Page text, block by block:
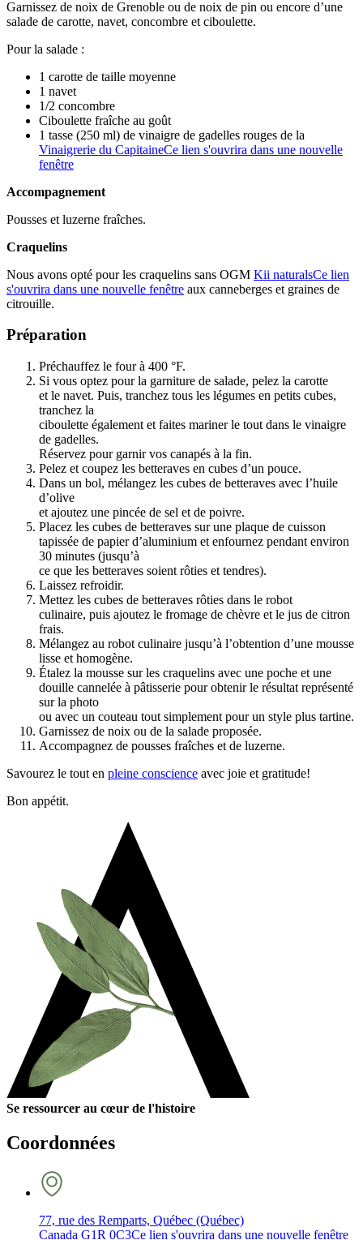
Garnissez de noix de Grenoble ou de noix de pin ou encore d’une
salade de carotte, navet, concombre et ciboulette.
Pour la salade :
1 carotte de taille moyenne
1 navet
1/2 concombre
Ciboulette fraîche au goût
1 tasse (250 ml) de vinaigre de gadelles rouges de la
Vinaigrerie du CapitaineCe lien s'ouvrira dans une nouvelle
fenêtre
Accompagnement
Pousses et luzerne fraîches.
Craquelins
Nous avons opté pour les craquelins sans OGM Kii naturalsCe lien
s'ouvrira dans une nouvelle fenêtre aux canneberges et graines de
citrouille.
Préparation
Préchauffez le four à 400 °F.
Si vous optez pour la garniture de salade, pelez la carotte
et le navet. Puis, tranchez tous les légumes en petits cubes,
tranchez la
ciboulette également et faites mariner le tout dans le vinaigre
de gadelles.
Réservez pour garnir vos canapés à la fin.
Pelez et coupez les betteraves en cubes d’un pouce.
Dans un bol, mélangez les cubes de betteraves avec l’huile
d’olive
et ajoutez une pincée de sel et de poivre.
Placez les cubes de betteraves sur une plaque de cuisson
tapissée de papier d’aluminium et enfournez pendant environ
30 minutes (jusqu’à
ce que les betteraves soient rôties et tendres).
Laissez refroidir.
Mettez les cubes de betteraves rôties dans le robot
culinaire, puis ajoutez le fromage de chèvre et le jus de citron
frais.
Mélangez au robot culinaire jusqu’à l’obtention d’une mousse
lisse et homogène.
Étalez la mousse sur les craquelins avec une poche et une
douille cannelée à pâtisserie pour obtenir le résultat représenté
sur la photo
ou avec un couteau tout simplement pour un style plus tartine.
Garnissez de noix ou de la salade proposée.
Accompagnez de pousses fraîches et de luzerne.
Savourez le tout en pleine conscience avec joie et gratitude!
Bon appétit.
Se ressourcer au cœur de l'histoire
Coordonnées
77, rue des Remparts, Québec (Québec)
Canada G1R 0C3Ce lien s'ouvrira dans une nouvelle fenêtre